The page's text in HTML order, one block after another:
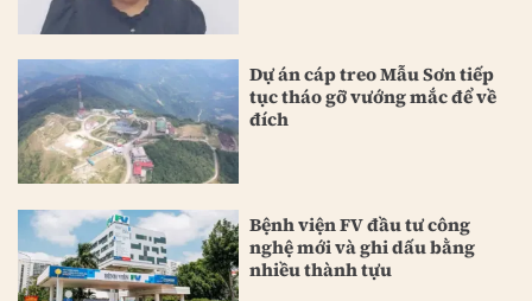
Dự án cáp treo Mẫu Sơn tiếp
tục tháo gỡ vướng mắc để về
đích
Bệnh viện FV đầu tư công
nghệ mới và ghi dấu bằng
nhiều thành tựu